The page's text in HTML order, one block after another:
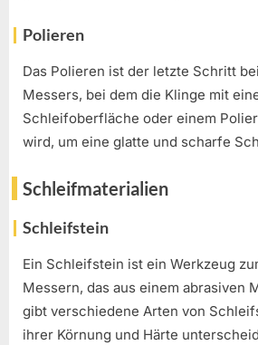
Polieren
Das Polieren ist der letzte Schritt
Messers, bei dem die Klinge mit
Schleifoberfläche oder einem
wird, um eine glatte und scharfe
Schleifmaterialien
Schleifstein
Ein Schleifstein ist ein Werkzeug
Messern, das aus einem abrasiven
gibt verschiedene Arten von
ihrer Körnung und Härte